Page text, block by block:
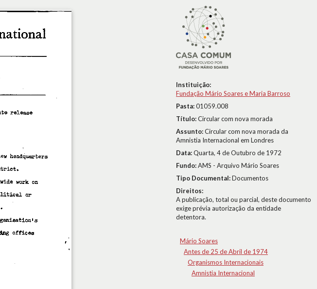
Instituição:
Fundação Mário Soares e Maria Barroso
Pasta:01059.008
Título:Circular com nova morada
Assunto:Circular com nova morada da
Amnistia Internacional em Londres
Data:Quarta, 4 de Outubro de 1972
Fundo:AMS - Arquivo Mário Soares
Tipo Documental:Documentos
Direitos:
A publicação, total ou parcial, deste documento
exige prévia autorização da entidade
detentora.
Mário Soares
Antes de 25 de Abril de 1974
Organismos Internacionais
Amnistia Internacional